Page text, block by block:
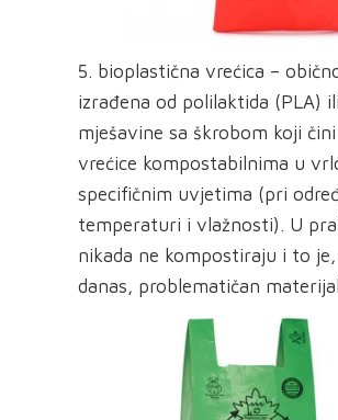
5. bioplastična vrećica –
izrađena od polilaktida (PLA) ili
mješavine sa škrobom koji
vrećice kompostabilnima u
specifičnim uvjetima (pri
temperaturi i vlažnosti). U
nikada ne kompostiraju i to
danas, problematičan